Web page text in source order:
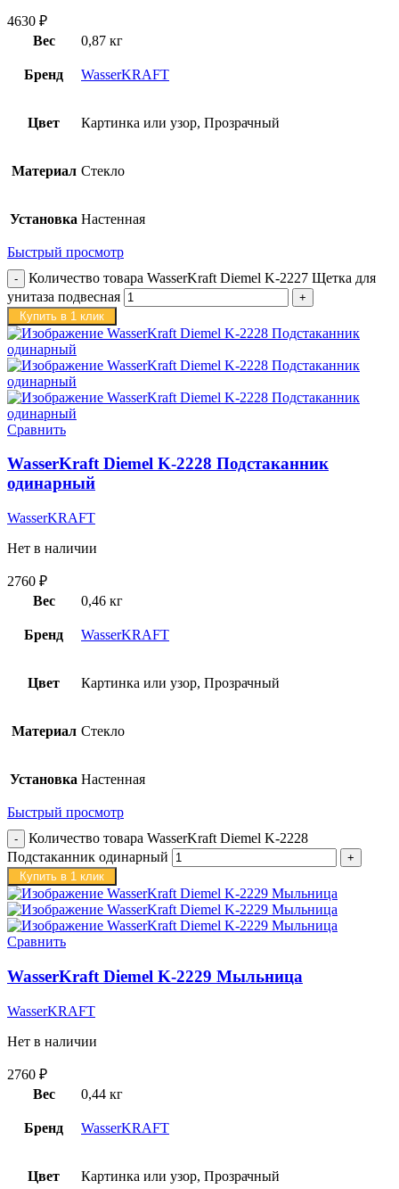
4630 ₽
Вес
0,87 кг
Бренд WasserKRAFT
Цвет Картинка или узор, Прозрачный
Материал Стекло
Установка Настенная
Быстрый просмотр
Количество товара WasserKraft Diemel K-2227 Щетка для
унитаза подвесная
Купить в 1 клик
Сравнить
WasserKraft Diemel K-2228 Подстаканник
одинарный
WasserKRAFT
Нет в наличии
2760 ₽
Вес
0,46 кг
Бренд WasserKRAFT
Цвет Картинка или узор, Прозрачный
Материал Стекло
Установка Настенная
Быстрый просмотр
Количество товара WasserKraft Diemel K-2228
Подстаканник одинарный
Купить в 1 клик
Сравнить
WasserKraft Diemel K-2229 Мыльница
WasserKRAFT
Нет в наличии
2760 ₽
Вес
0,44 кг
Бренд WasserKRAFT
Цвет Картинка или узор, Прозрачный